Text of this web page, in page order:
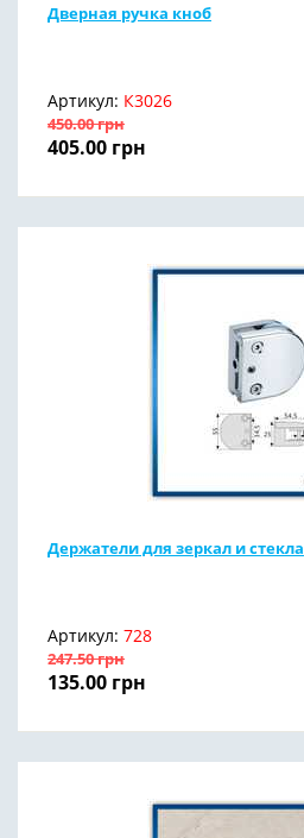
Дверная ручка кноб
Артикул: К3026
450.00грн
405.00 грн
Держатели для зеркал и стекла
Артикул: 728
247.50грн
135.00 грн